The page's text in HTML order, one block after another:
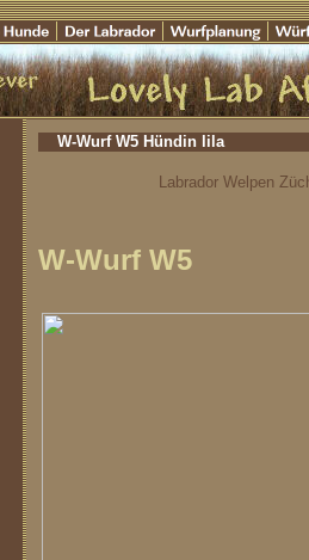
W-Wurf W5 Hündin lila
Labrador Welpen
W-Wurf W5